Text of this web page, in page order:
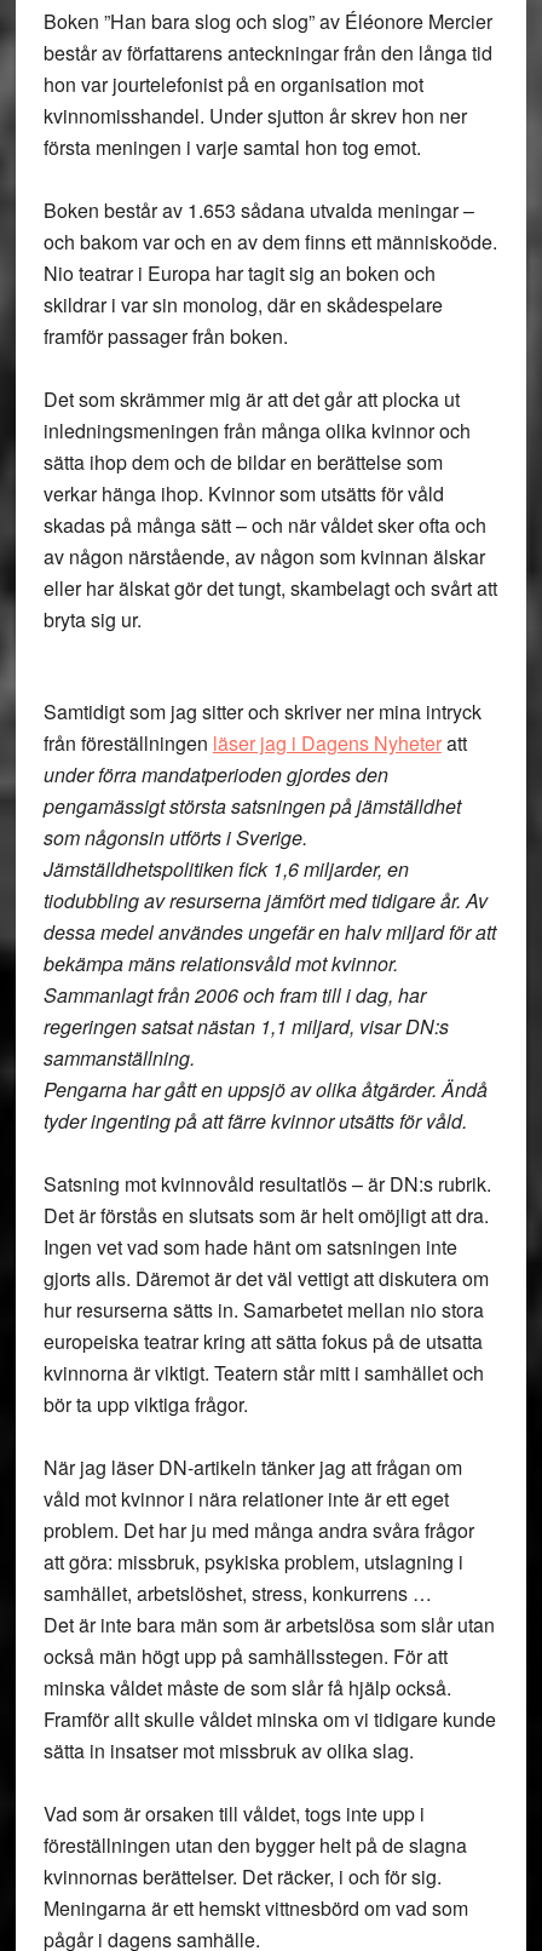
Boken ”Han bara slog och slog” av Éléonore Mercier
består av författarens anteckningar från den långa tid
hon var jourtelefonist på en organisation mot
kvinnomisshandel. Under sjutton år skrev hon ner
första meningen i varje samtal hon tog emot.
Boken består av 1.653 sådana utvalda meningar –
och bakom var och en av dem finns ett människoöde.
Nio teatrar i Europa har tagit sig an boken och
skildrar i var sin monolog, där en skådespelare
framför passager från boken.
Det som skrämmer mig är att det går att plocka ut
inledningsmeningen från många olika kvinnor och
sätta ihop dem och de bildar en berättelse som
verkar hänga ihop. Kvinnor som utsätts för våld
skadas på många sätt – och när våldet sker ofta och
av någon närstående, av någon som kvinnan älskar
eller har älskat gör det tungt, skambelagt och svårt att
bryta sig ur.
Samtidigt som jag sitter och skriver ner mina intryck
från föreställningen läser jag i Dagens Nyheteratt
under förra mandatperioden gjordes den
pengamässigt största satsningen på jämställdhet
som någonsin utförts i Sverige.
Jämställdhetspolitiken fick 1,6 miljarder, en
tiodubbling av resurserna jämfört med tidigare år. Av
dessa medel användes ungefär en halv miljard för att
bekämpa mäns relationsvåld mot kvinnor.
Sammanlagt från 2006 och fram till i dag, har
regeringen satsat nästan 1,1 miljard, visar DN:s
sammanställning.
Pengarna har gått en uppsjö av olika åtgärder. Ändå
tyder ingenting på att färre kvinnor utsätts för våld.
Satsning mot kvinnovåld resultatlös – är DN:s rubrik.
Det är förstås en slutsats som är helt omöjligt att dra.
Ingen vet vad som hade hänt om satsningen inte
gjorts alls. Däremot är det väl vettigt att diskutera om
hur resurserna sätts in. Samarbetet mellan nio stora
europeiska teatrar kring att sätta fokus på de utsatta
kvinnorna är viktigt. Teatern står mitt i samhället och
bör ta upp viktiga frågor.
När jag läser DN-artikeln tänker jag att frågan om
våld mot kvinnor i nära relationer inte är ett eget
problem. Det har ju med många andra svåra frågor
att göra: missbruk, psykiska problem, utslagning i
samhället, arbetslöshet, stress, konkurrens …
Det är inte bara män som är arbetslösa som slår utan
också män högt upp på samhällsstegen. För att
minska våldet måste de som slår få hjälp också.
Framför allt skulle våldet minska om vi tidigare kunde
sätta in insatser mot missbruk av olika slag.
Vad som är orsaken till våldet, togs inte upp i
föreställningen utan den bygger helt på de slagna
kvinnornas berättelser. Det räcker, i och för sig.
Meningarna är ett hemskt vittnesbörd om vad som
pågår i dagens samhälle.